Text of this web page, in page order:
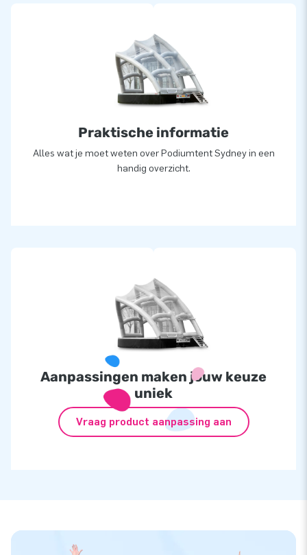
House in Sydney en bezorg jouw klanten een succesvol feest
Meer dan 15.000 klanten voor JB
feesten en vieren. En dat doen we graag! Ons team
(designers, ontwikkelaars en logistiek medewerkers) levert
unieke opblaasbare objecten. En we geven altijd de
Praktische informatie
Alles wat je moet weten over Podiumtent Sydney in een
handig overzicht.
Aanpassingen maken jouw keuze
uniek
Vraag product aanpassing aan